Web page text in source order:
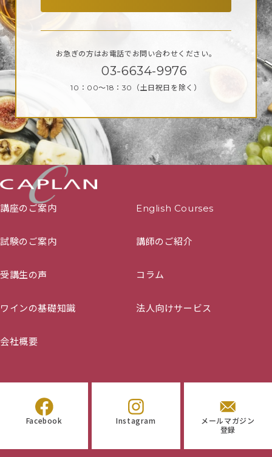
お急ぎの方はお電話で お問い合わせください。
03-6634-9976
10：00～18：30 （土日祝日を除く）
講座のご案内 English Courses
試験のご案内 講師のご紹介
受講生の声 コラム
ワインの基礎知識 法人向けサービス
会社概要
Facebook Instagram
メールマガジン
登録